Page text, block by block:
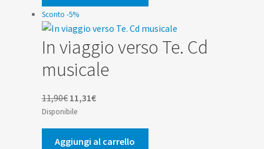
7,00€.6,65€.
Sconto -5%
In viaggio verso Te. Cd
musicale
11,90€ Il
prezzo
originale
era:
11,31€Il
attuale
è:
Disponibile
Aggiungi al carrello